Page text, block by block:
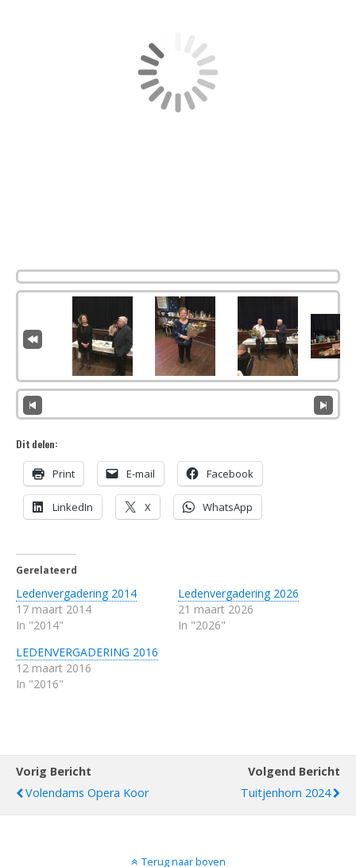
Dit delen:
Print E-mail Facebook
LinkedIn X WhatsApp
Gerelateerd
Ledenvergadering 2014
17 maart 2014
In "2014"
Ledenvergadering 2026
21 maart 2026
In "2026"
LEDENVERGADERING 2016
12 maart 2016
In "2016"
Vorig Bericht
Volendams Opera Koor
Volgend Bericht
Tuitjenhorn 2024
Terug naar boven